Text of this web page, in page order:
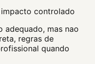
controlado
adequado, mas nao
regras de
quando